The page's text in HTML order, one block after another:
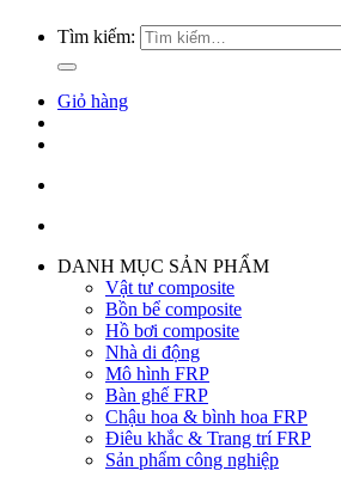
Tìm kiếm:
Giỏ hàng
DANH MỤC SẢN PHẨM
Vật tư composite
Bồn bể composite
Hồ bơi composite
Nhà di động
Mô hình FRP
Bàn ghế FRP
Chậu hoa & bình hoa FRP
Điêu khắc & Trang trí FRP
Sản phẩm công nghiệp